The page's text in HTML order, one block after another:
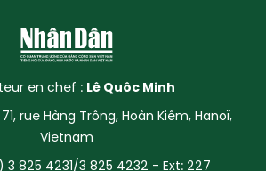
en chef : Lê Quôc Minh
rue Hàng Trông, Hoàn Kiêm, Hanoï,
Vietnam
825 4231/3 825 4232 - Ext: 227